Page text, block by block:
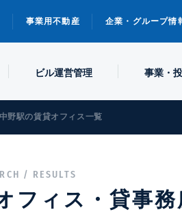
事業用不動産 企業・グループ情
ビル運営管理 事業・
中野駅の賃貸オフィス一覧
/ RESULTS
フィス・貸事務